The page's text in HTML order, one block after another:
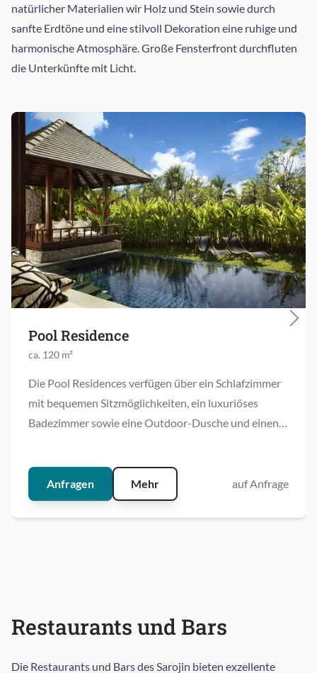
natürlicher Materialien wir Holz und Stein sowie durch
sanfte Erdtöne und eine stilvoll Dekoration eine ruhige und
harmonische Atmosphäre. Große Fensterfront durchfluten
die Unterkünfte mit Licht.
Pool Residence
ca. 120 m²
Die Pool Residences verfügen über ein Schlafzimmer
mit bequemen Sitzmöglichkeiten, ein luxuriöses
Badezimmer sowie eine Outdoor-Dusche und einen
Anfragen
Mehr auf Anfrage
Restaurants und Bars
Die Restaurants und Bars des Sarojin bieten exzellente